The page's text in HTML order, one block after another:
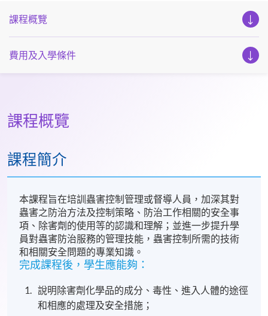
課程概覽
費用及入學條件
課程概覽
課程簡介
本課程旨在培訓蟲害控制管理或督導人員，加深其對
蟲害之防治方法及控制策略、防治工作相關的安全事
項、除害劑的使用等的認識和理解；並進一步提升學
員對蟲害防治服務的管理技能，蟲害控制所需的技術
和相關安全問題的專業知識。
完成課程後，學生應能夠：
說明除害劑化學品的成分、毒性、進入人體的途徑
和相應的處理及安全措施；